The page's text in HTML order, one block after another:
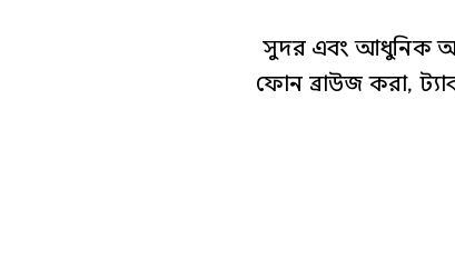
সুন্দর এবং আধুনিক
ফোন ব্রাউজ করা,